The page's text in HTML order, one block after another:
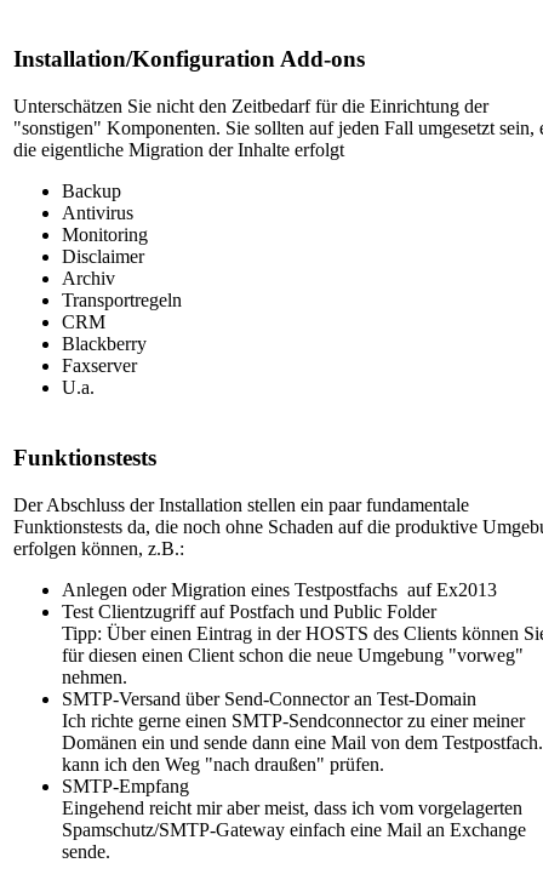
Installation/Konfiguration Add-ons
Unterschätzen Sie nicht den Zeitbedarf für die Einrichtung der
"sonstigen" Komponenten. Sie sollten auf jeden Fall umgesetzt sein,
die eigentliche Migration der Inhalte erfolgt
Backup
Antivirus
Monitoring
Disclaimer
Archiv
Transportregeln
CRM
Blackberry
Faxserver
U.a.
Funktionstests
Der Abschluss der Installation stellen ein paar fundamentale
Funktionstests da, die noch ohne Schaden auf die produktive
erfolgen können, z.B.:
Anlegen oder Migration eines Testpostfachs auf Ex2013
Test Clientzugriff auf Postfach und Public Folder
Tipp: Über einen Eintrag in der HOSTS des Clients können
für diesen einen Client schon die neue Umgebung "vorweg"
nehmen.
SMTP-Versand über Send-Connector an Test-Domain
Ich richte gerne einen SMTP-Sendconnector zu einer meiner
Domänen ein und sende dann eine Mail von dem
kann ich den Weg "nach draußen" prüfen.
SMTP-Empfang
Eingehend reicht mir aber meist, dass ich vom vorgelagerten
Spamschutz/SMTP-Gateway einfach eine Mail an Exchange
sende.